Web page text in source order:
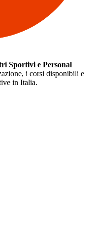
Sportivi e Personal
i corsi disponibili e
in Italia.